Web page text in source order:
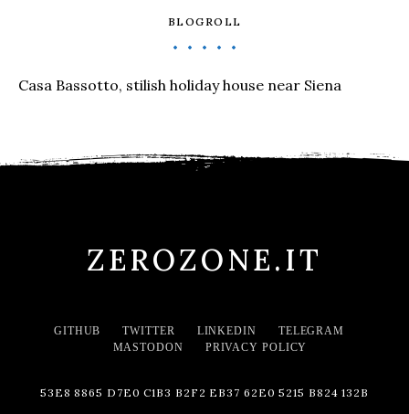
BLOGROLL
Casa Bassotto, stilish holiday house near Siena
ZEROZONE.IT
GITHUB TWITTER LINKEDIN
TELEGRAM
MASTODON
PRIVACY POLICY
53E8 8865 D7E0 C1B3 B2F2 EB37 62E0 5215 B824 132B